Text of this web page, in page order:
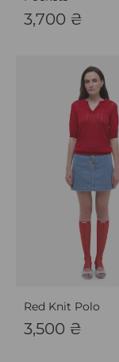
3,700 ₴
Red Knit Polo
3,500 ₴